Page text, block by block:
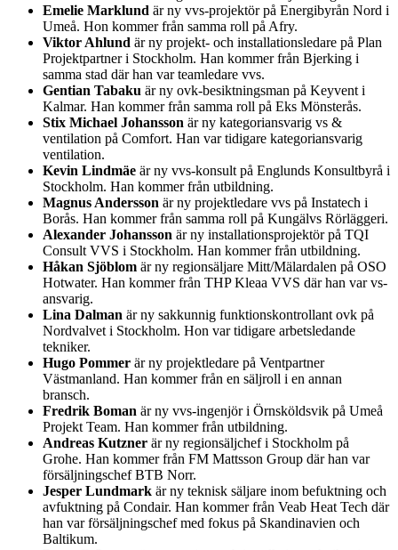
Emelie Marklund är ny vvs-projektör på Energibyrån Nord i
Umeå. Hon kommer från samma roll på Afry.
Viktor Ahlund är ny projekt- och installationsledare på Plan
Projektpartner i Stockholm. Han kommer från Bjerking i
samma stad där han var teamledare vvs.
Gentian Tabaku är ny ovk-besiktningsman på Keyvent i
Kalmar. Han kommer från samma roll på Eks Mönsterås.
Stix Michael Johansson är ny kategoriansvarig vs &
ventilation på Comfort. Han var tidigare kategoriansvarig
ventilation.
Kevin Lindmäe är ny vvs-konsult på Englunds Konsultbyrå i
Stockholm. Han kommer från utbildning.
Magnus Andersson är ny projektledare vvs på Instatech i
Borås. Han kommer från samma roll på Kungälvs Rörläggeri.
Alexander Johansson är ny installationsprojektör på TQI
Consult VVS i Stockholm. Han kommer från utbildning.
Håkan Sjöblom är ny regionsäljare Mitt/Mälardalen på OSO
Hotwater. Han kommer från THP Kleaa VVS där han var vs-
ansvarig.
Lina Dalman är ny sakkunnig funktionskontrollant ovk på
Nordvalvet i Stockholm. Hon var tidigare arbetsledande
tekniker.
Hugo Pommer är ny projektledare på Ventpartner
Västmanland. Han kommer från en säljroll i en annan
bransch.
Fredrik Boman är ny vvs-ingenjör i Örnsköldsvik på Umeå
Projekt Team. Han kommer från utbildning.
Andreas Kutzner är ny regionsäljchef i Stockholm på
Grohe. Han kommer från FM Mattsson Group där han var
försäljningschef BTB Norr.
Jesper Lundmark är ny teknisk säljare inom befuktning och
avfuktning på Condair. Han kommer från Veab Heat Tech där
han var försäljningschef med fokus på Skandinavien och
Baltikum.